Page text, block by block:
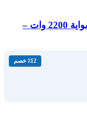
فرن كهربائي 100 لتر امبكس مع شواية 2200 وات –
٪12 خصم